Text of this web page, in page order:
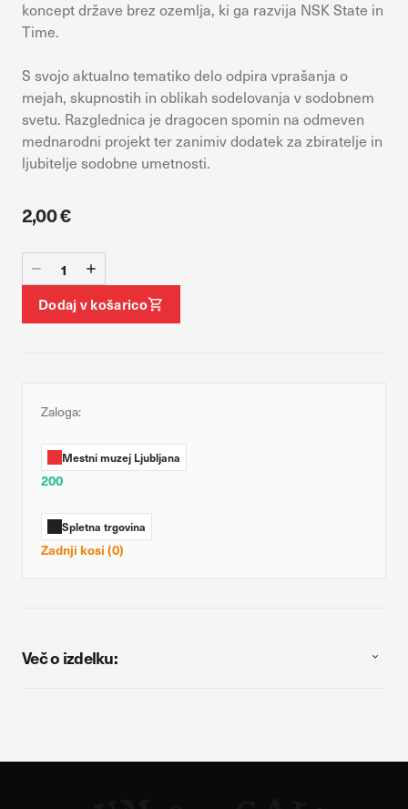
koncept države brez ozemlja, ki ga razvija NSK State in
Time.
S svojo aktualno tematiko delo odpira vprašanja o
mejah, skupnostih in oblikah sodelovanja v sodobnem
svetu. Razglednica je dragocen spomin na odmeven
mednarodni projekt ter zanimiv dodatek za zbiratelje in
ljubitelje sodobne umetnosti.
2,00 €
Dodaj v košarico
Zaloga:
Mestni muzej Ljubljana
200
Spletna trgovina
Zadnji kosi (0)
Več o izdelku:
vaših interesov, ki ga nato uporabijo za prikazovanje ustreznih
oglasov na drugih spletnih mestih. Pri delu uporabljajo
ciljnega spletnega oglaševanja.
Potrdi moje izbire DOVOLI VSE